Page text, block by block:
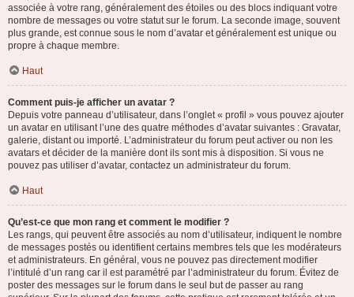
associée à votre rang, généralement des étoiles ou des blocs indiquant votre
nombre de messages ou votre statut sur le forum. La seconde image, souvent
plus grande, est connue sous le nom d’avatar et généralement est unique ou
propre à chaque membre.
Haut
Comment puis-je afficher un avatar ?
Depuis votre panneau d’utilisateur, dans l’onglet « profil » vous pouvez ajouter
un avatar en utilisant l’une des quatre méthodes d’avatar suivantes : Gravatar,
galerie, distant ou importé. L’administrateur du forum peut activer ou non les
avatars et décider de la manière dont ils sont mis à disposition. Si vous ne
pouvez pas utiliser d’avatar, contactez un administrateur du forum.
Haut
Qu’est-ce que mon rang et comment le modifier ?
Les rangs, qui peuvent être associés au nom d’utilisateur, indiquent le nombre
de messages postés ou identifient certains membres tels que les modérateurs
et administrateurs. En général, vous ne pouvez pas directement modifier
l’intitulé d’un rang car il est paramétré par l’administrateur du forum. Évitez de
poster des messages sur le forum dans le seul but de passer au rang